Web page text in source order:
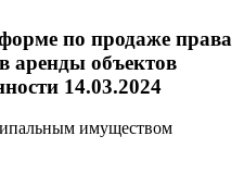
по продаже права
аренды объектов
14.03.2024
имуществом